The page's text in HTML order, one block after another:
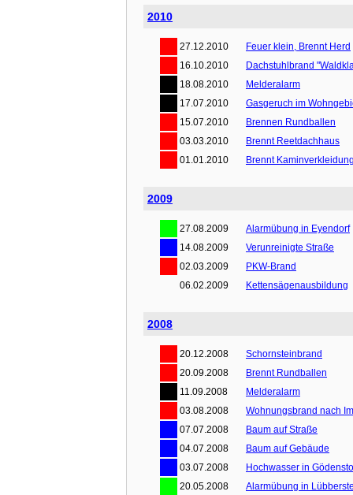
2010
27.12.2010
Feuer klein, Brennt Herd
16.10.2010
Dachstuhlbrand
18.08.2010
Melderalarm
17.07.2010
Gasgeruch im
15.07.2010
Brennen Rundballen
03.03.2010
Brennt Reetdachhaus
01.01.2010
Brennt
2009
27.08.2009
Alarmübung in Eyendorf
14.08.2009
Verunreinigte Straße
02.03.2009
PKW-Brand
06.02.2009
Kettensägenausbildung
2008
20.12.2008
Schornsteinbrand
20.09.2008
Brennt Rundballen
11.09.2008
Melderalarm
03.08.2008
Wohnungsbrand nach
07.07.2008
Baum auf Straße
04.07.2008
Baum auf Gebäude
03.07.2008
Hochwasser in
20.05.2008
Alarmübung in